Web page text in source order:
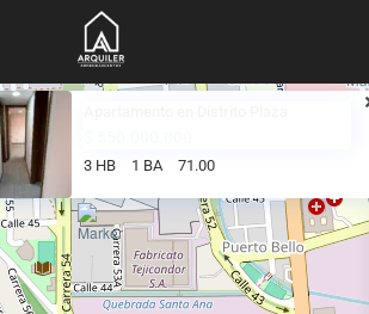
3 HB 1 BA 71.00